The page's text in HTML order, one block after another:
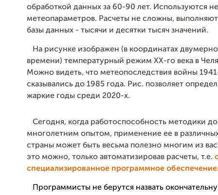
обработкой данных за 60-90 лет. Используются
метеопараметров. Расчеты не сложны,
базы данных - тысячи и десятки тысяч значений.
На рисунке изображен (в координатах
времени) температурный режим ХХ-го века в
Можно видеть, что метеопоследствия войны
сказывались до 1985 года. Рис. позволяет
жаркие годы среди 2020-х.
Сегодня, когда работоспособность методики
многолетним опытом, применение ее в
страны может быть весьма полезно многим из
это можно, только автоматизировав расчеты, т.е.
специализированное программное обеспечение
Программисты не берутся назвать